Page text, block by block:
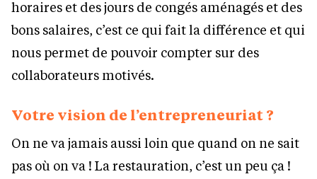
horaires et des jours de congés aménagés et des
bons salaires, c’est ce qui fait la différence et qui
nous permet de pouvoir compter sur des
collaborateurs motivés.
Votre vision de l’entrepreneuriat ?
On ne va jamais aussi loin que quand on ne sait
pas où on va ! La restauration, c’est un peu ça !